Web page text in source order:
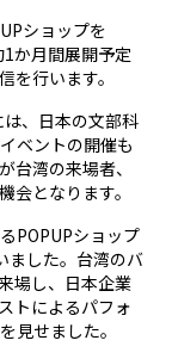
ショップを
か月間展開予定
を行います。
、日本の文部科
ベントの開催も
台湾の来場者、
会となります。
POPUPショップ
ました。台湾のバ
場し、日本企業
トによるパフォ
見せました。